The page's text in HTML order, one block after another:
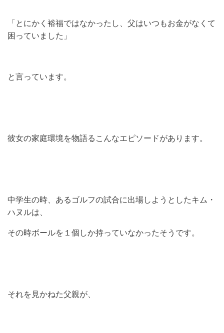
「とにかく裕福ではなかったし、父はいつもお金がなくて
困っていました」
と言っています。
彼女の家庭環境を物語るこんなエピソードがあります。
中学生の時、あるゴルフの試合に出場しようとしたキム・
ハヌルは、
その時ボールを１個しか持っていなかったそうです。
それを見かねた父親が、